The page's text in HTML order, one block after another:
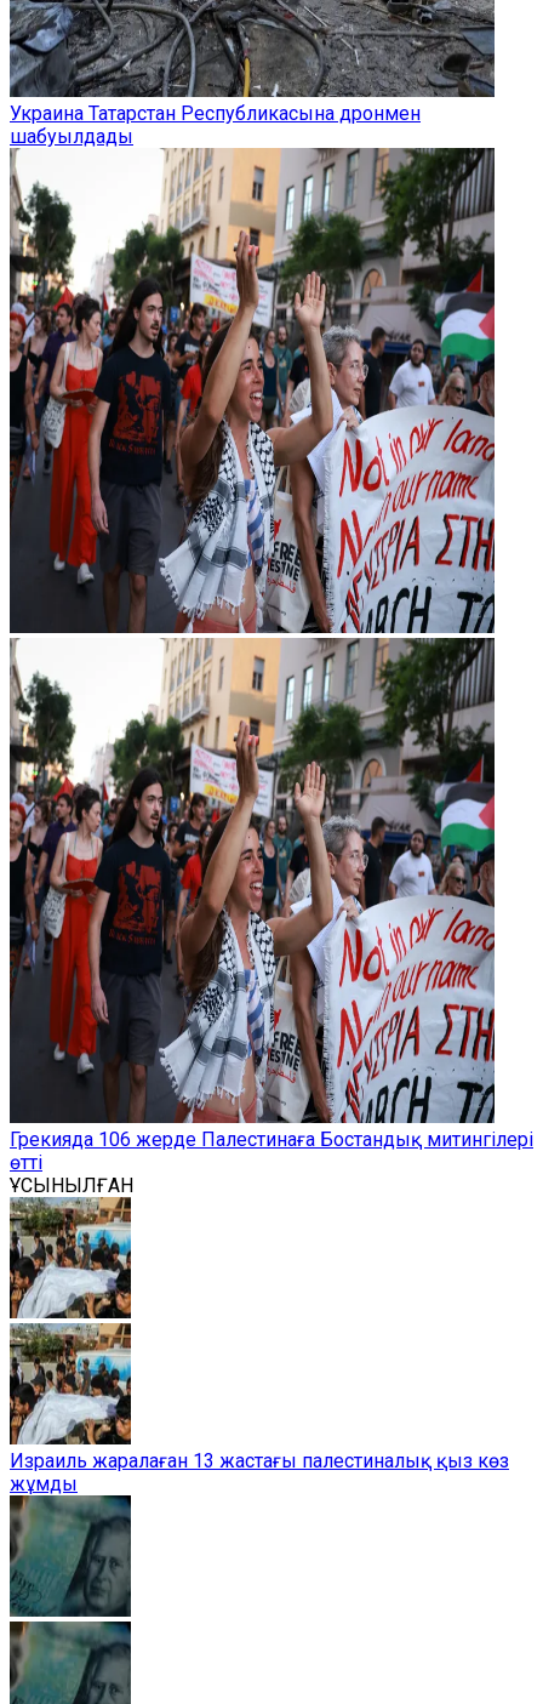
Украина Татарстан Республикасына дронмен
шабуылдады
Грекияда 106 жерде Палестинаға Бостандық митингілері
өтті
ҰСЫНЫЛҒАН
Израиль жаралаған 13 жастағы палестиналық қыз көз
жұмды